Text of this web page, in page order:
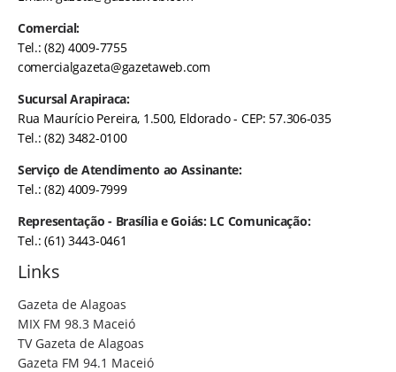
Comercial:
Tel.: (82) 4009-7755
comercialgazeta@gazetaweb.com
Sucursal Arapiraca:
Rua Maurício Pereira, 1.500, Eldorado - CEP: 57.306-035
Tel.: (82) 3482-0100
Serviço de Atendimento ao Assinante:
Tel.: (82) 4009-7999
Representação - Brasília e Goiás: LC Comunicação:
Tel.: (61) 3443-0461
Links
Gazeta de Alagoas
MIX FM 98.3 Maceió
TV Gazeta de Alagoas
Gazeta FM 94.1 Maceió